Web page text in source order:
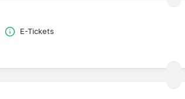
E-Tickets